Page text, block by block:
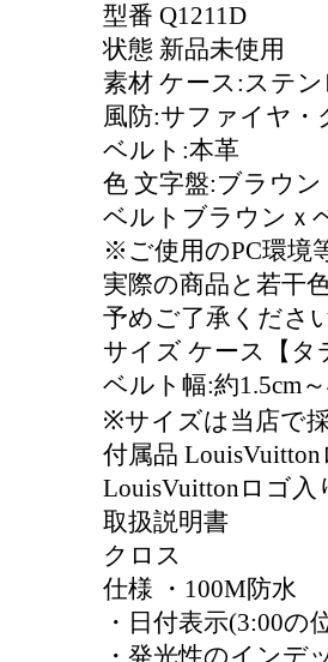
型番 Q1211D
状態 新品未使用
素材 ケース:ステ
風防:サファイヤ・
ベルト:本革
色 文字盤:ブラウン
ベルトブラウンｘ
※ご使用のPC環境
実際の商品と若干
予めご了承くださ
サイズ ケース【タ
ベルト幅:約1.5cm
※サイズは当店で
付属品
LouisVuittonロゴ入
取扱説明書
クロス
仕様 ・100M防水
・日付表示(3:00の
・発光性のインデ